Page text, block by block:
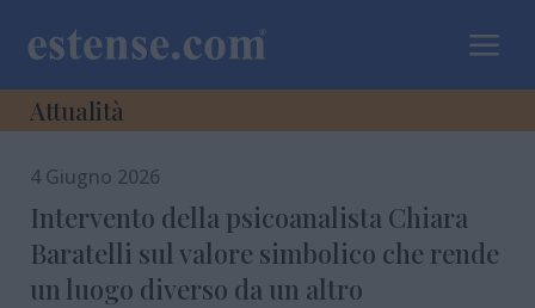
a
Attualità
4 Giugno 2026
Intervento della psicoanalista Chiara
Baratelli sul valore simbolico che rende
un luogo diverso da un altro